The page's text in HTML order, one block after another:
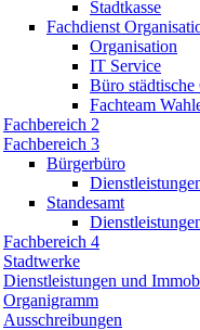
Stadtkasse
Fachdienst
Organisation
IT Service
Büro städtische
Fachteam
Fachbereich 2
Fachbereich 3
Bürgerbüro
Standesamt
Fachbereich 4
Stadtwerke
Dienstleistungen und
Organigramm
Ausschreibungen